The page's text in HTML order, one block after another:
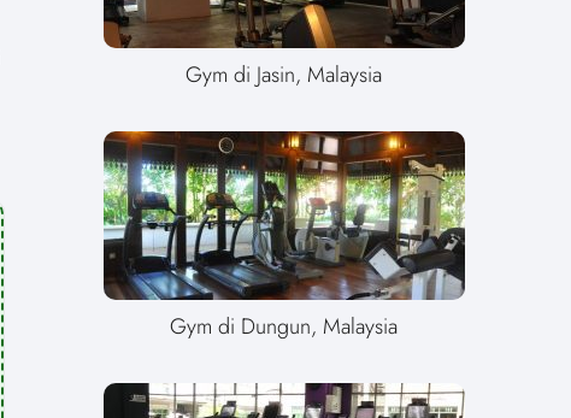
Gym di Jasin, Malaysia
Gym di Dungun, Malaysia